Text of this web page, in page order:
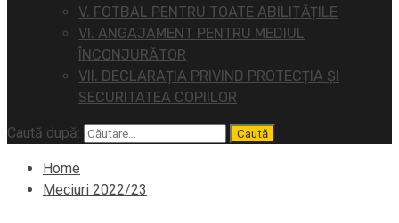
V. FOTBAL PENTRU TOATE ABILITĂȚILE
VI. ANGAJAMENT PENTRU MEDIUL
ÎNCONJURĂTOR
VII. DECLARAȚIA PRIVIND PROTECȚIA ȘI
SECURITATEA COPIILOR
Caută după:
Home
Meciuri 2022/23